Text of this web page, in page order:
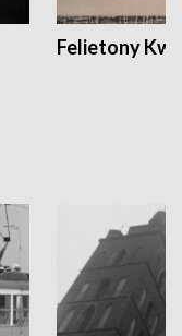
Felietony